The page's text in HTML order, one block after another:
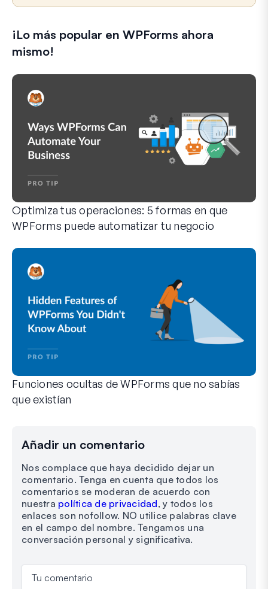
l
c
ó
¡Lo más popular en WPForms ahora
mismo!
Optimiza tus operaciones: 5 formas en que
WPForms puede automatizar tu negocio
Funciones ocultas de WPForms que no sabías
que existían
Añadir un comentario
Nos complace que haya decidido dejar un
comentario. Tenga en cuenta que todos los
comentarios se moderan de acuerdo con
nuestra política de privacidad, y todos los
enlaces son nofollow. NO utilice palabras clave
en el campo del nombre. Tengamos una
conversación personal y significativa.
Tu comentario